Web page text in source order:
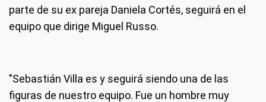
parte de su ex pareja Daniela Cortés, seguirá en el
equipo que dirige Miguel Russo.
"Sebastián Villa es y seguirá siendo una de las
figuras de nuestro equipo. Fue un hombre muy